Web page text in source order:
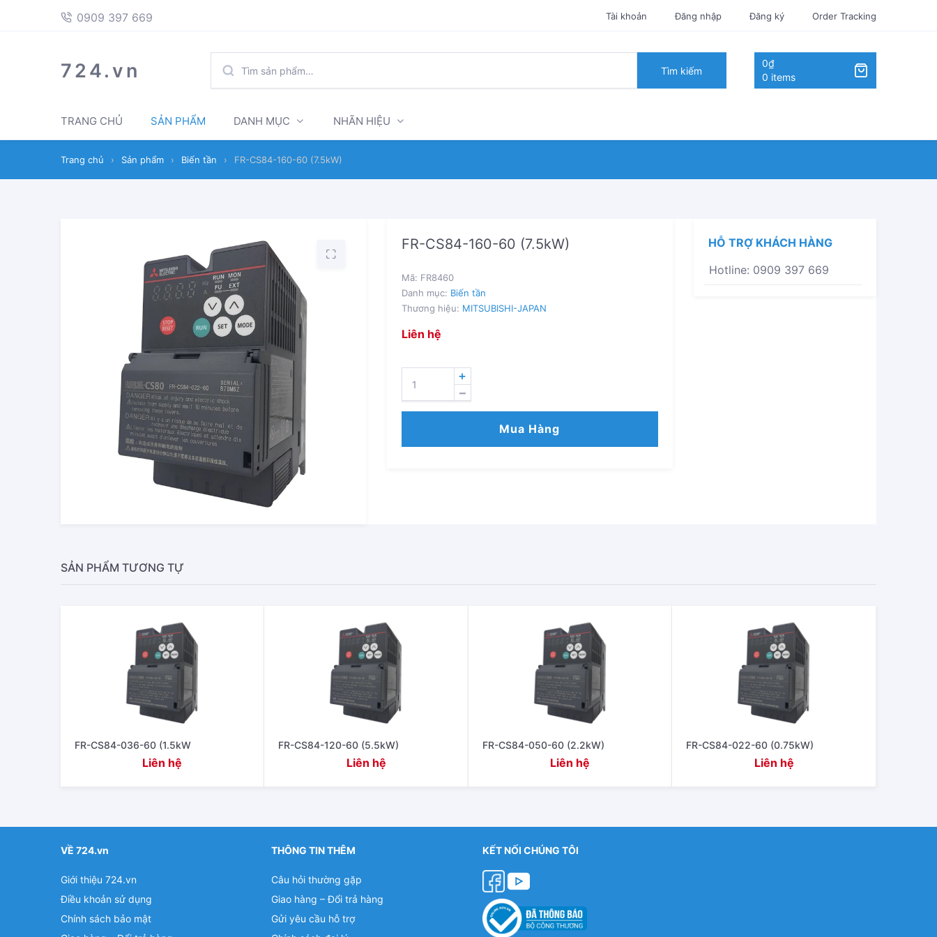
Skip
Skip
669
0909 397 669 Tài khoản Đăng nhập Đăng ký Order Tracking
724.vn
KIẾM:
Tìm kiếm
0₫
0 items
TRANG CHỦ SẢN PHẨM DANH MỤC NHÃN HIỆU
Trang chủ › Sản phẩm › Biến tần › FR-CS84-160-60 (7.5kW)
FR-CS84-160-60 (7.5kW)
Liên hệ
CS84-
Mua Hàng
Mã: FR8460
Danh mục: Biến tần
Thương hiệu: MITSUBISHI-JAPAN
HỖ TRỢ KHÁCH HÀNG
Hotline: 0909 397 669
SẢN PHẨM TƯƠNG TỰ
FR-CS84-036-60 (1.5kW
Liên hệ
FR-CS84-120-60 (5.5kW)
Liên hệ
FR-CS84-050-60 (2.2kW)
Liên hệ
FR-CS84-022-60 (0.75kW)
Liên hệ
VỀ 724.vn
Giới thiệu 724.vn
Điều khoản sử dụng
Chính sách bảo mật
THÔNG TIN THÊM
Câu hỏi thường gặp
Giao hàng – Đổi trả hàng
Gửi yêu cầu hỗ trợ
KẾT NỐI CHÚNG TÔI